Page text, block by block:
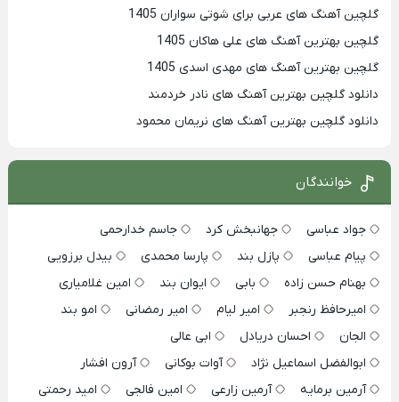
گلچین آهنگ های عربی برای شوتی سواران 1405
گلچین بهترين آهنگ های علی هاکان 1405
گلچین بهترین آهنگ های مهدی اسدی 1405
دانلود گلچین بهترین آهنگ های نادر خردمند
دانلود گلچین بهترین آهنگ های نریمان محمود
خوانندگان
جواد عباسی جهانبخش کرد
جاسم خدارحمی
پیام عباسی
پازل بند پارسا محمدی
بیدل برزویی
بهنام حسن زاده
بابی ایوان بند
امین غلامیاری
امیرحافظ رنجبر
امیر لیام امیر رمضانی
امو بند
الجان
احسان دریادل
ابی عالی
ابوالفضل اسماعیل نژاد
آوات بوکانی
آرون افشار
آرمین برمایه
آرمین زارعی امین فالجی
امید رحمتی